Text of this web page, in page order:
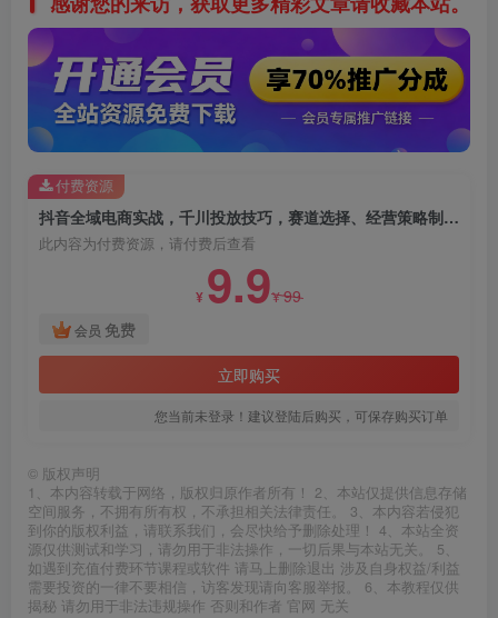
抖音全域电商实战，千川投放技巧，赛道选择、经营策略制定以及各类投放细节要点
此内容为付费资源，请付费后查看
¥ 9.9¥99
会员 免费
立即购买
您当前未登录！建议登陆后购买，可保存购买订单
付费资源
© 版权声明
1、本内容转载于网络，版权归原作者所有！ 2、本站仅提供信息存储
空间服务，不拥有所有权，不承担相关法律责任。 3、本内容若侵犯
到你的版权利益，请联系我们，会尽快给予删除处理！ 4、本站全资
源仅供测试和学习，请勿用于非法操作，一切后果与本站无关。 5、
如遇到充值付费环节课程或软件 请马上删除退出 涉及自身权益/利益
需要投资的一律不要相信，访客发现请向客服举报。 6、本教程仅供
揭秘 请勿用于非法违规操作 否则和作者 官网 无关